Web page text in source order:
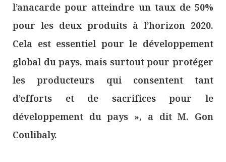
l’anacarde pour atteindre un taux de 50%
pour les deux produits à l’horizon 2020.
Cela est essentiel pour le développement
global du pays, mais surtout pour protéger
les producteurs qui consentent tant
d’efforts et de sacrifices pour le
développement du pays », a dit M. Gon
Coulibaly.